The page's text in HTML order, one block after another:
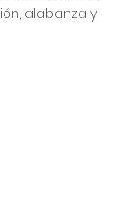
alabanza y